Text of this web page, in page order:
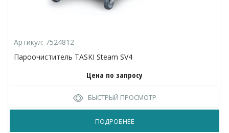
Артикул: 7524812
Пароочиститель TASKI Steam SV4
Цена по запросу
БЫСТРЫЙ ПРОСМОТР
ПОДРОБНЕЕ